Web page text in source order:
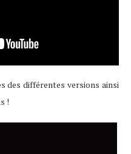
des différentes versions ainsi
!